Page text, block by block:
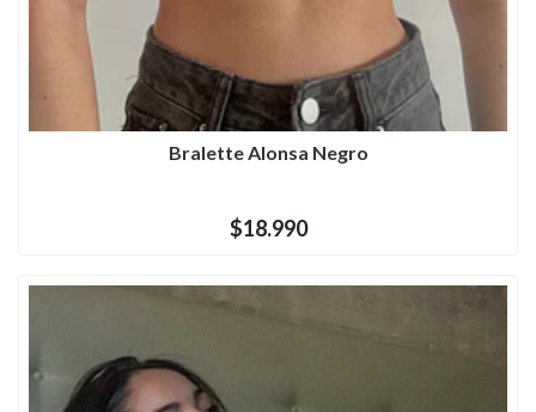
Bralette Alonsa Negro
$18.990